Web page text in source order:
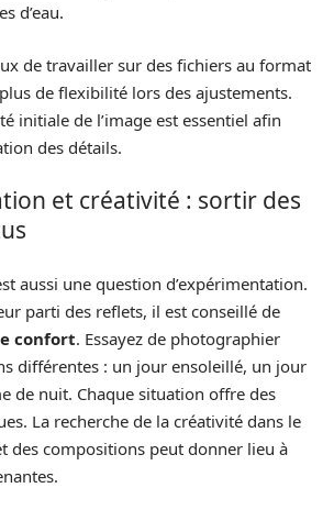
d’eau.
de travailler sur des fichiers au format
de flexibilité lors des ajustements.
initiale de l’image est essentiel afin
des détails.
et créativité : sortir des
aussi une question d’expérimentation.
parti des reflets, il est conseillé de
confort. Essayez de photographier
différentes : un jour ensoleillé, un jour
de nuit. Chaque situation offre des
La recherche de la créativité dans le
des compositions peut donner lieu à